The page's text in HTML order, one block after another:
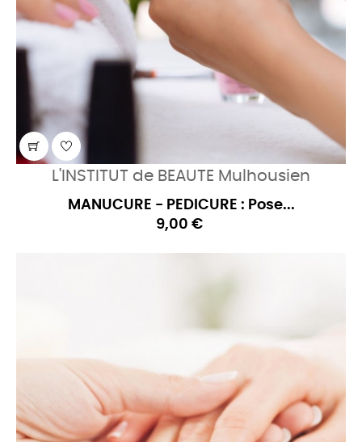
L'INSTITUT de BEAUTE Mulhousien
MANUCURE - PEDICURE : Pose...
9,00 €